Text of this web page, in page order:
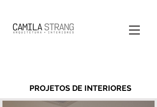
PROJETOS DE INTERIORES